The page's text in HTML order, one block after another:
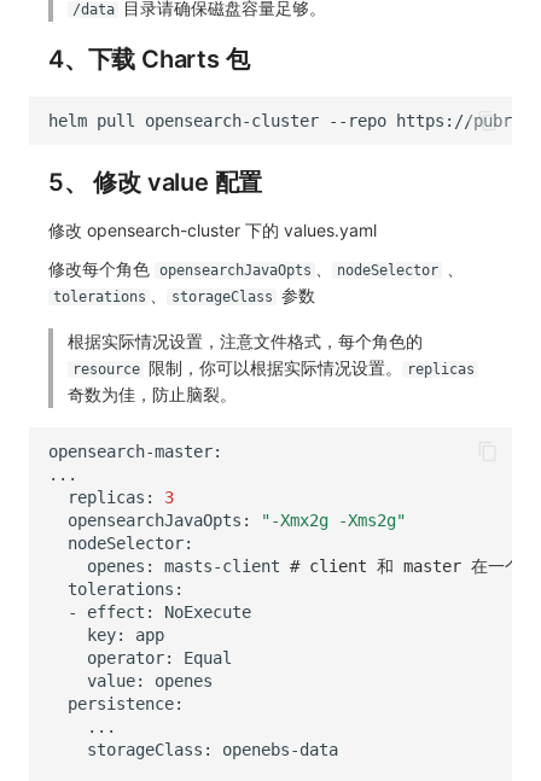
/data 目录请确保磁盘容量足够。
4、下载 Charts 包
helm pull opensearch-cluster --repo https://
5、 修改 value 配置
修改 opensearch-cluster 下的 values.yaml
修改每个角色 opensearchJavaOpts nodeSelector
tolerations storageClass 参数
根据实际情况设置，注意文件格式，每个角色的
resource 限制，你可以根据实际情况设置。 replicas
奇数为佳，防止脑裂。
replicas:
3
opensearchJavaOpts:
"-Xmx2g -Xms2g"
openes:
masts-client # client 和 master 在一个机
-
effect:
key:
operator:
value:
openes
storageClass:
openebs-data